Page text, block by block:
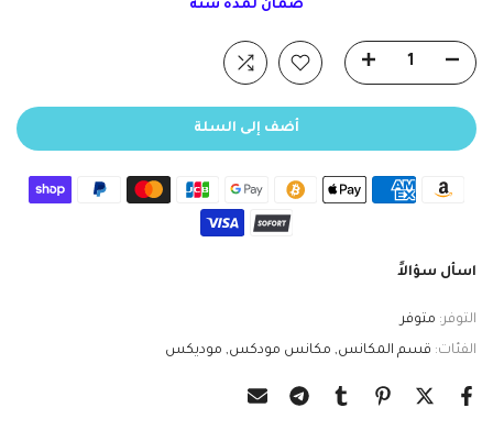
ضمان لمدة سنة
أضف إلى السلة
اسأل سؤالاً
التوفر: متوفر
الفئات: قسم المكانس مكانس مودكس موديكس